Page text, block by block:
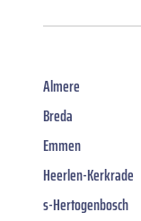
Almere
Breda
Emmen
Heerlen-Kerkrade
s-Hertogenbosch